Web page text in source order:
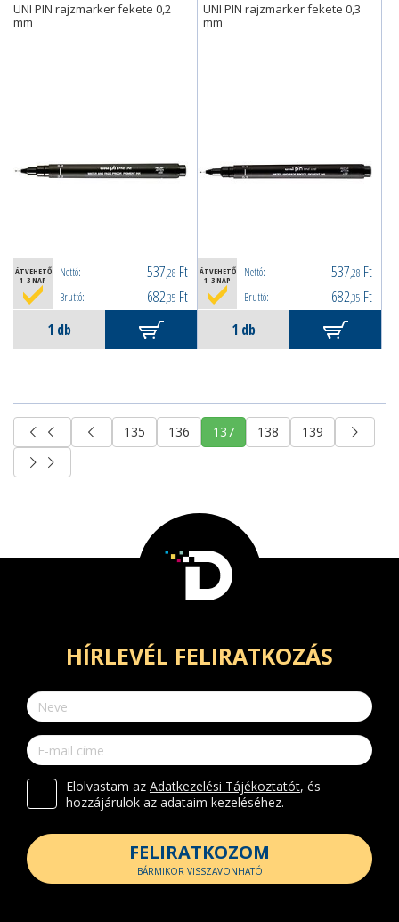
UNI PIN rajzmarker fekete 0,2
mm
ÁTVEHETŐ
1-3 NAP
Nettó: 537,28 Ft
Bruttó: 682,35 Ft
UNI PIN rajzmarker fekete 0,3
mm
ÁTVEHETŐ
1-3 NAP
Nettó: 537,28 Ft
Bruttó: 682,35 Ft
135 136 137 138 139
HÍRLEVÉL FELIRATKOZÁS
Elolvastam az Adatkezelési Tájékoztatót, és
hozzájárulok az adataim kezeléséhez.
FELIRATKOZOM
BÁRMIKOR VISSZAVONHATÓ